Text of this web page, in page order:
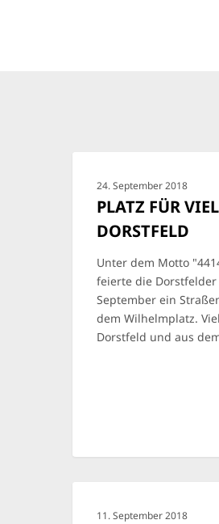
24. September 2018
PLATZ FÜR
DORSTFELD
Unter dem Motto
feierte die
September ein
dem Wilhelmplatz.
Dorstfeld und aus
11. September 2018